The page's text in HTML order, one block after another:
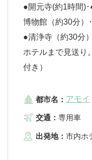
●開元寺(約1時間)
博物館（約30分）･
●清浄寺（約30分
ホテルまで見送り
付き）
都市名： アモイ
交通： 専用車
出発地： 市内ホ